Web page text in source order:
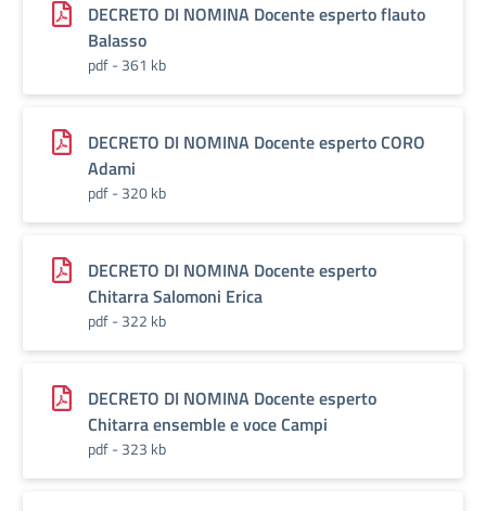
DECRETO DI NOMINA Docente esperto flauto
Balasso
pdf - 361 kb
DECRETO DI NOMINA Docente esperto CORO
Adami
pdf - 320 kb
DECRETO DI NOMINA Docente esperto
Chitarra Salomoni Erica
pdf - 322 kb
DECRETO DI NOMINA Docente esperto
Chitarra ensemble e voce Campi
pdf - 323 kb